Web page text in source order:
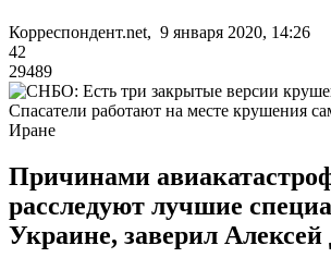
Корреспондент.net, 9 января 2020, 14:26
42
29489
Спасатели работают на месте крушения
Иране
Причинами
расследуют лучшие
Украине, заверил